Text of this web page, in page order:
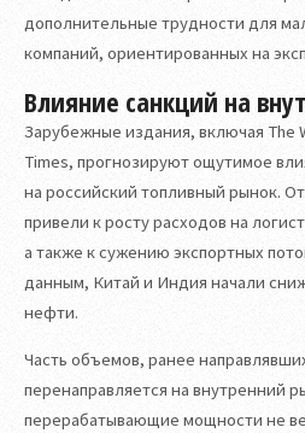
дополнительные трудности для
компаний, ориентированных на
Влияние санкций на
Зарубежные издания, включая The
Times, прогнозируют ощутимое
на российский топливный рынок.
привели к росту расходов на
а также к сужению экспортных
данным, Китай и Индия начали
нефти.
Часть объемов, ранее
перенаправляется на внутренний
перерабатывающие мощности не